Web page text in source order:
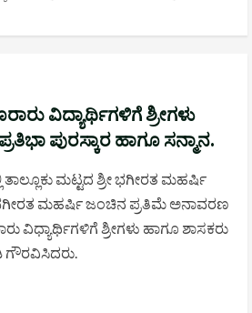
ವಿದ್ಯಾರ್ಥಿಗಳಿಗೆ ಶ್ರೀಗಳು
ಪುರಸ್ಕಾರ ಹಾಗೂ ಸನ್ಮಾನ.
ಮಟ್ಟದ ಶ್ರೀ ಭಗೀರತ ಮಹರ್ಷಿ
ಮಹರ್ಷಿ ಜಂಚಿನ ಪ್ರತಿಮೆ ಅನಾವರಣ
ವಿಧ್ಯಾರ್ಥಿಗಳಿಗೆ ಶ್ರೀಗಳು ಹಾಗೂ ಶಾಸಕರು
ಗೌರವಿಸಿದರು.